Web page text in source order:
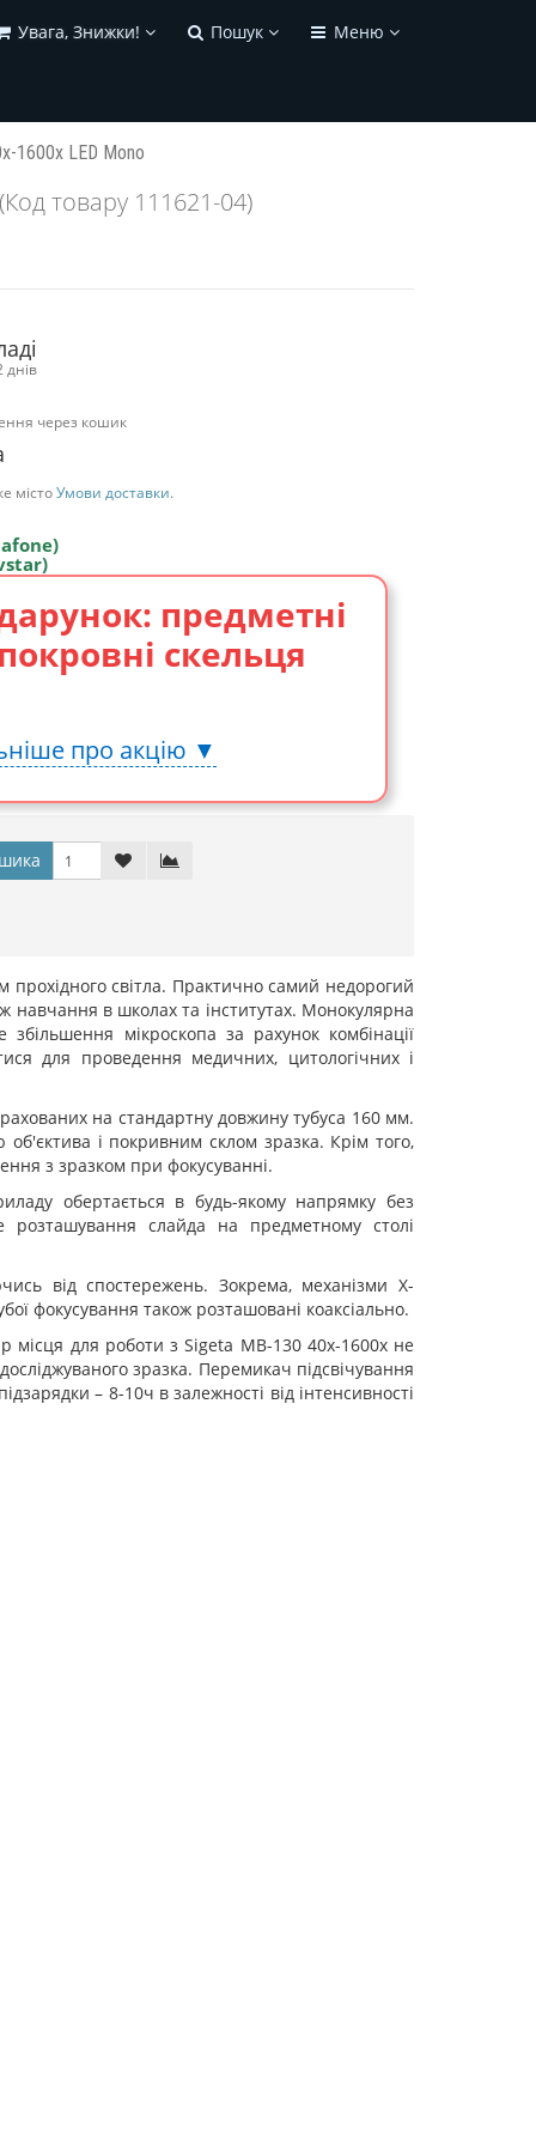
Увага, Знижки! Пошук Меню
1600x LED Mono
(Код товару 111621-04)
днів
через кошик
містоУмови доставки.
предметні
скельця
про акцію ▼
світла. Практично самий недорогий
навчання в школах та інститутах. Монокулярна
мікроскопа за рахунок комбінації
для проведення медичних, цитологічних і
на стандартну довжину тубуса 160 мм.
і покривним склом зразка. Крім того,
з зразком при фокусуванні.
обертається в будь-якому напрямку без
слайда на предметному столі
від спостережень. Зокрема, механізми X-
фокусування також розташовані коаксіально.
місця для роботи з Sigeta MB-130 40x-1600x не
зразка. Перемикач підсвічування
– 8-10ч в залежності від інтенсивності